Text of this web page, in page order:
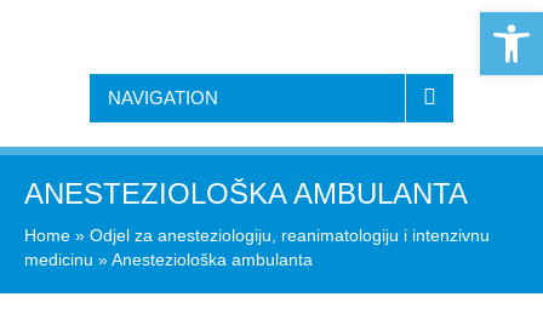
NAVIGATION
ANESTEZIOLOŠKA AMBULANTA
Home » Odjel za anesteziologiju, reanimatologiju i intenzivnu
medicinu »Anesteziološka ambulanta